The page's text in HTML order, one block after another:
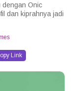
dengan Onic
dan kiprahnya jadi
Link